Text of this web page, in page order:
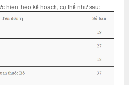
hiện theo kế hoạch, cụ thể như sau: